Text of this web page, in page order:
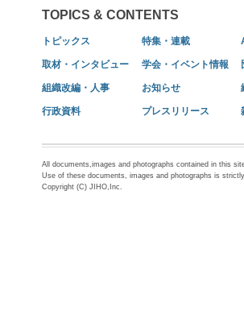
TOPICS & CONTENTS
トピックス 特集・連載
取材・インタビュー 学会・イベント情報
組織改編・人事 お知らせ
行政資料 プレスリリース
All documents,images and photographs contained in this
Use of these documents, images and photographs is
Copyright (C) JIHO,Inc.